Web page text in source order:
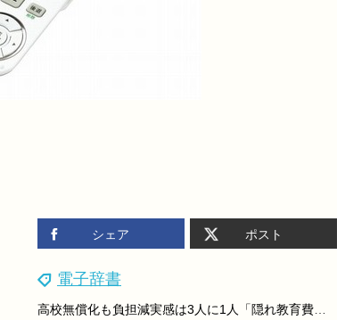
シェア ポスト
電子辞書
高校無償化も負担減実感は3人に1人「隠れ教育費」実態調査